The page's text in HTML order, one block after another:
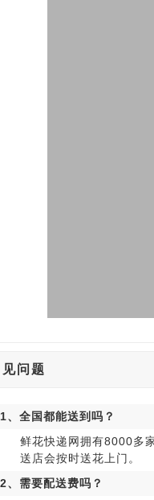
问题
1、全国都能送到吗？
鲜花快递网拥有8000多
送店会按时送花上门。
2、需要配送费吗？